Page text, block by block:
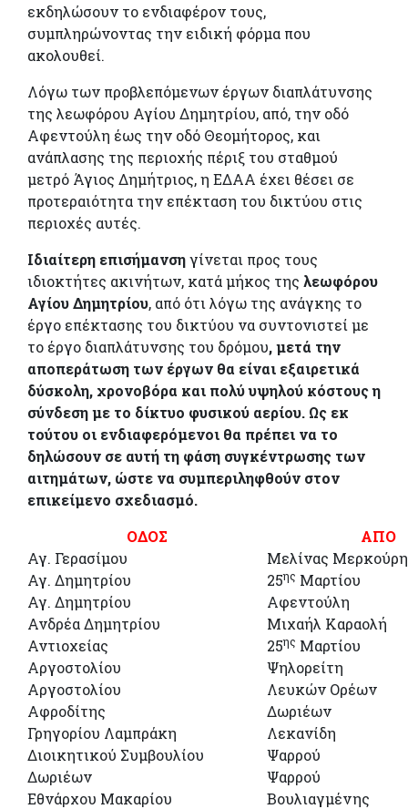
εκδηλώσουν το ενδιαφέρον τους,
συμπληρώνοντας την ειδική φόρμα που
ακολουθεί.
Λόγω των προβλεπόμενων έργων διαπλάτυνσης
της λεωφόρου Αγίου Δημητρίου, από, την οδό
Αφεντούλη έως την οδό Θεομήτορος, και
ανάπλασης της περιοχής πέριξ του σταθμού
μετρό Άγιος Δημήτριος, η ΕΔΑΑ έχει θέσει σε
προτεραιότητα την επέκταση του δικτύου στις
περιοχές αυτές.
Ιδιαίτερη επισήμανσηγίνεται προς τους
ιδιοκτήτες ακινήτων, κατά μήκος της λεωφόρου
Αγίου Δημητρίου, από ότι λόγω της ανάγκης το
έργο επέκτασης του δικτύου να συντονιστεί με
το έργο διαπλάτυνσης του δρόμου, μετά την
αποπεράτωση των έργων θα είναι εξαιρετικά
δύσκολη, χρονοβόρα και πολύ υψηλού κόστους η
σύνδεση με το δίκτυο φυσικού αερίου. Ως εκ
τούτου οι ενδιαφερόμενοι θα πρέπει να το
δηλώσουν σε αυτή τη φάση συγκέντρωσης των
αιτημάτων, ώστε να συμπεριληφθούν στον
επικείμενο σχεδιασμό.
ΟΔΟΣ
ΑΠΟ
Αγ. Γερασίμου
Μελίνας Μερκούρη
Αγ. Δημητρίου
25ης Μαρτίου
Αγ. Δημητρίου
Αφεντούλη
Ανδρέα Δημητρίου
Μιχαήλ Καραολή
Αντιοχείας
25ης Μαρτίου
Αργοστολίου
Ψηλορείτη
Αργοστολίου
Λευκών Ορέων
Αφροδίτης
Δωριέων
Γρηγορίου Λαμπράκη
Λεκανίδη
Διοικητικού Συμβουλίου
Ψαρρού
Δωριέων
Ψαρρού
Εθνάρχου Μακαρίου
Βουλιαγμένης